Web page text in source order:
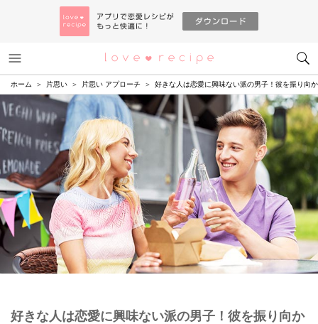
恋愛レシピ
ホーム 片思い 片思い アプローチ 好きな人は恋愛に興味ない派の男子！彼を振り向
好きな人は恋愛に興味ない派の男子！彼を振り向か